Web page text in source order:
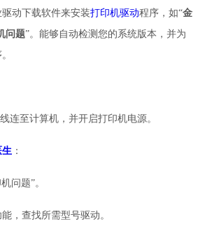
动下载软件来安装打印机驱动程序，如“金
问题”。能够自动检测您的系统版本，并为
。
连至计算机，并开启打印机电源。
生：
问题”。
能，查找所需型号驱动。